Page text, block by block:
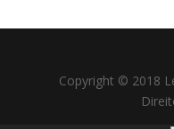
Copyright © 2018